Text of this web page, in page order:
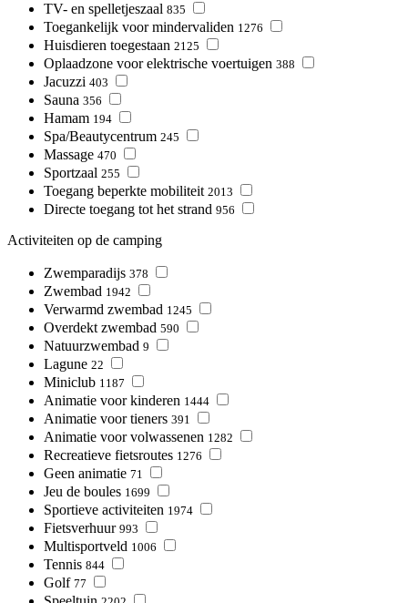
TV- en spelletjeszaal 835
Toegankelijk voor mindervaliden 1276
Huisdieren toegestaan 2125
Oplaadzone voor elektrische voertuigen 388
Jacuzzi 403
Sauna 356
Hamam 194
Spa/Beautycentrum 245
Massage 470
Sportzaal 255
Toegang beperkte mobiliteit 2013
Directe toegang tot het strand 956
Activiteiten op de camping
Zwemparadijs 378
Zwembad 1942
Verwarmd zwembad 1245
Overdekt zwembad 590
Natuurzwembad 9
Lagune 22
Miniclub 1187
Animatie voor kinderen 1444
Animatie voor tieners 391
Animatie voor volwassenen 1282
Recreatieve fietsroutes 1276
Geen animatie 71
Jeu de boules 1699
Sportieve activiteiten 1974
Fietsverhuur 993
Multisportveld 1006
Tennis 844
Golf 77